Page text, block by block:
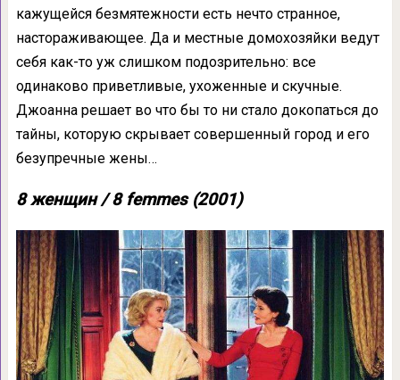
кажущейся безмятежности есть нечто странное,
настораживающее. Да и местные домохозяйки ведут
себя как-то уж слишком подозрительно: все
одинаково приветливые, ухоженные и скучные.
Джоанна решает во что бы то ни стало докопаться до
тайны, которую скрывает совершенный город и его
безупречные жены…
8 женщин / 8 femmes (2001)